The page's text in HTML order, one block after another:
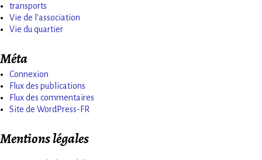
transports
Vie de l'association
Vie du quartier
Méta
Connexion
Flux des publications
Flux des commentaires
Site de WordPress-FR
Mentions légales